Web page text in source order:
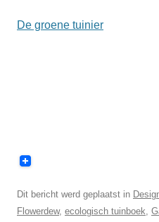
De groene tuinier
Dit bericht werd geplaatst in
Flowerdew, ecologisch tuinboek,